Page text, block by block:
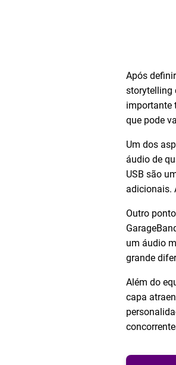
Após
storytelling
importante
que pode
Um dos
áudio de
USB são
adicionais.
Outro
um áudio
grande
Além do
capa